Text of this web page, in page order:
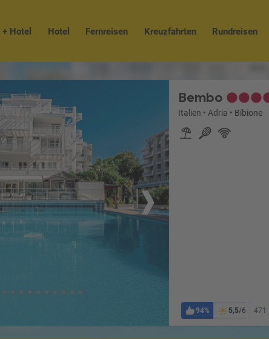
Hotel Hotel Fernreisen Kreuzfahrten Rundreisen
Bembo
Italien • Adria • Bibione
94% 5,5/6 471